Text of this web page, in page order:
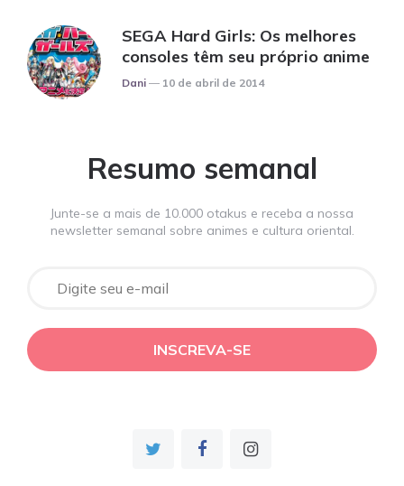
SEGA Hard Girls: Os melhores
consoles têm seu próprio anime
Posted
Dani 10 de abril de 2014
Resumo semanal
Junte-se a mais de 10.000 otakus e receba a nossa
newsletter semanal sobre animes e cultura oriental.